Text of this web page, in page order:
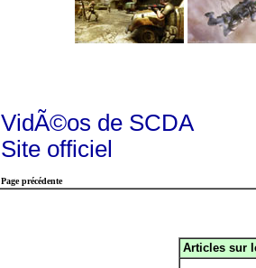
VidÃ©os de SCDA
Site officiel
Page précédente
Articles sur